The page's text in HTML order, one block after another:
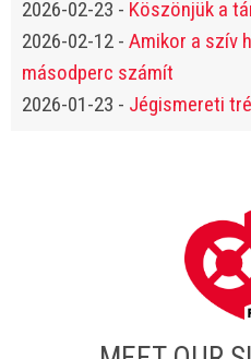
2026-02-23 - Köszönjük a
2026-02-12 - Amikor a szív
másodperc számít
2026-01-23 - Jégismereti